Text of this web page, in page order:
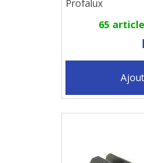
Profalux
65